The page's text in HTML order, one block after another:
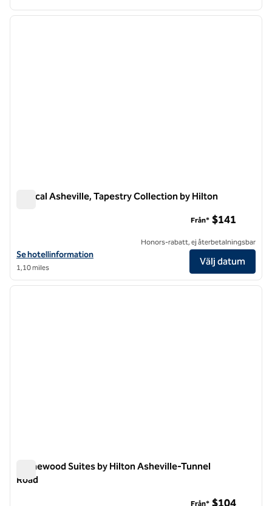
1 av 12
nästa
Radical Asheville, Tapestry Collection by Hilton
Visa hotelluppgifter för The Radical Asheville, Tapestry Collection
Se hotellinformation
1,10 miles
Från* $141
Honors-rabatt, ej återbetalningsbar
Välj datum
1/11
1 av 11
nästa
Homewood Suites by Hilton Asheville-Tunnel
Road
Från* $104